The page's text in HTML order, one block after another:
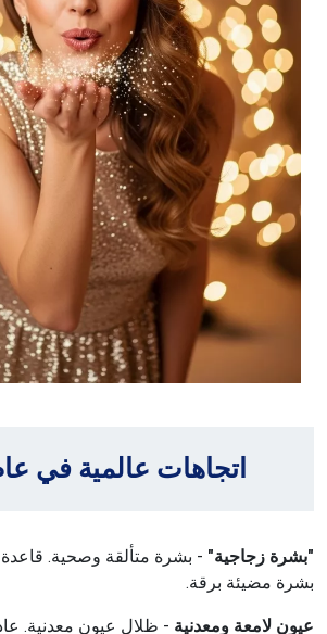
اتجاهات عالمية في عام
"بشرة زجاجية" - بشرة متألقة وصحية.
بشرة مضيئة برقة.
عيون لامعة ومعدنية